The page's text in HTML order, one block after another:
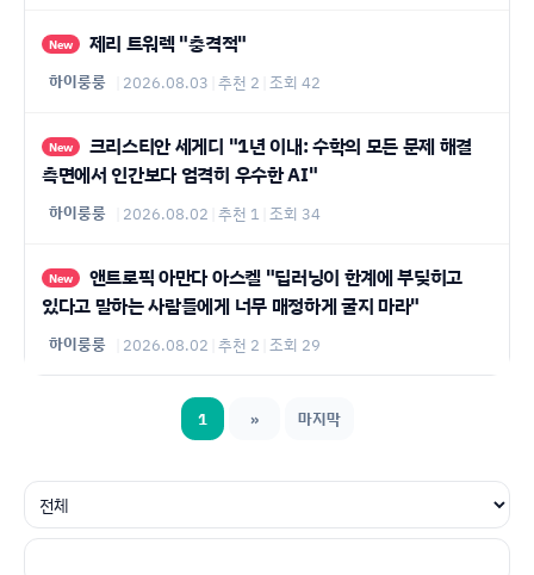
New 제리 트워렉 "충격적"
하이룽룽 2026.08.03 추천 2 조회 42
New
측면에서 인간보다 엄격히 우수한 AI"
하이룽룽 2026.08.02 추천 1 조회 34
New
있다고 말하는 사람들에게 너무 매정하게 굴지 마라"
하이룽룽 2026.08.02 추천 2 조회 29
1 » 마지막